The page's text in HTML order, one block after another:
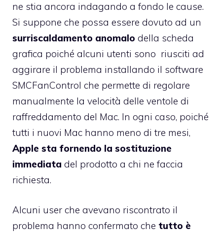
ne stia ancora indagando a fondo le cause.
Si suppone che possa essere dovuto ad un
surriscaldamento anomalo della scheda
grafica poiché alcuni utenti sono riusciti ad
aggirare il problema installando il software
SMCFanControl che permette di regolare
manualmente la velocità delle ventole di
raffreddamento del Mac. In ogni caso, poiché
tutti i nuovi Mac hanno meno di tre mesi,
Apple sta fornendo la sostituzione
immediata del prodotto a chi ne faccia
richiesta.
Alcuni user che avevano riscontrato il
problema hanno confermato che tutto è